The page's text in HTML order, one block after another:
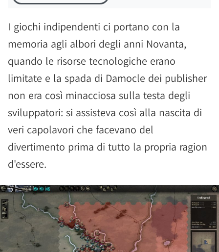
I giochi indipendenti ci portano con la
memoria agli albori degli anni Novanta,
quando le risorse tecnologiche erano
limitate e la spada di Damocle dei publisher
non era così minacciosa sulla testa degli
sviluppatori: si assisteva così alla nascita di
veri capolavori che facevano del
divertimento prima di tutto la propria ragion
d'essere.